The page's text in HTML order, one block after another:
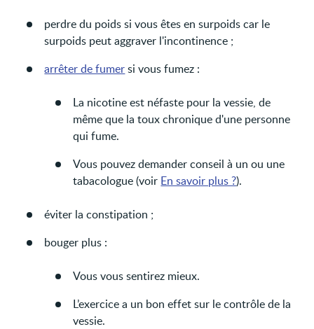
perdre du poids si vous êtes en surpoids car le
surpoids peut aggraver l'incontinence ;
arrêter de fumersi vous fumez :
La nicotine est néfaste pour la vessie, de
même que la toux chronique d'une personne
qui fume.
Vous pouvez demander conseil à un ou une
tabacologue (voir En savoir plus ?).
éviter la constipation ;
bouger plus :
Vous vous sentirez mieux.
L’exercice a un bon effet sur le contrôle de la
vessie.